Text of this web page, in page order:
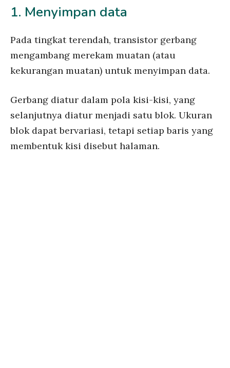
1. Menyimpan data
Pada tingkat terendah, transistor gerbang
mengambang merekam muatan (atau
kekurangan muatan) untuk menyimpan data.
Gerbang diatur dalam pola kisi-kisi, yang
selanjutnya diatur menjadi satu blok. Ukuran
blok dapat bervariasi, tetapi setiap baris yang
membentuk kisi disebut halaman.